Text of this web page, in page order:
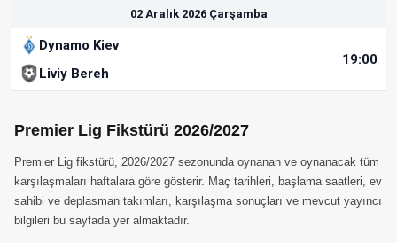
02 Aralık 2026 Çarşamba
Dynamo Kiev
Liviy Bereh
19:00
Premier Lig Fikstürü 2026/2027
Premier Lig fikstürü, 2026/2027 sezonunda oynanan ve oynanacak tüm
karşılaşmaları haftalara göre gösterir. Maç tarihleri, başlama saatleri, ev
sahibi ve deplasman takımları, karşılaşma sonuçları ve mevcut yayıncı
bilgileri bu sayfada yer almaktadır.